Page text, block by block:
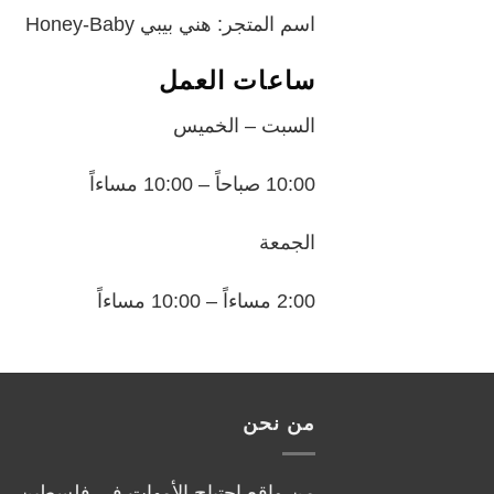
اسم المتجر: هني بيبي Honey-Baby
ساعات العمل
السبت – الخميس
10:00 صباحاً – 10:00 مساءاً
الجمعة
2:00 مساءاً – 10:00 مساءاً
من نحن